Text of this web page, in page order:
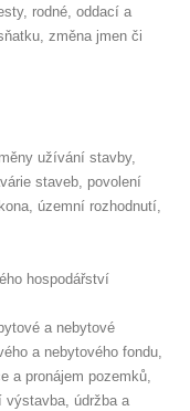
rodné, oddací a
změna jmen či
užívání stavby,
staveb, povolení
územní rozhodnutí,
hospodářství
a nebytové
a nebytového fondu,
a pronájem pozemků,
výstavba, údržba a